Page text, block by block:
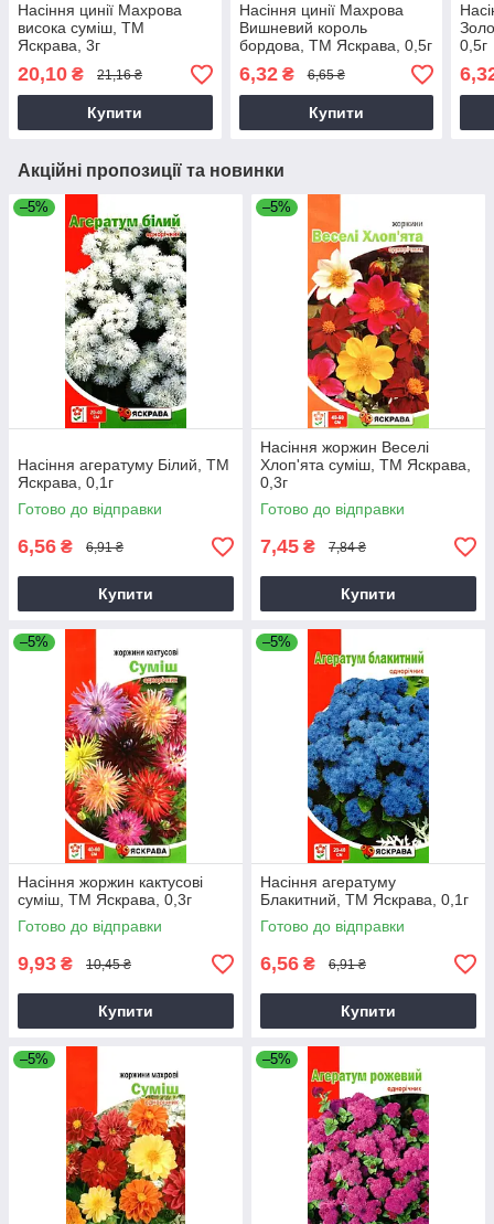
Насіння цинії Махрова
висока суміш, ТМ
Яскрава, 3г
20,10 ₴ 21,16 ₴
Купити
Насіння цинії Махрова
Вишневий король
бордова, ТМ Яскрава, 0,5г
6,32₴ 6,65 ₴
Купити
0,5г
Акційні пропозиції та новинки
–5%
Насіння агератуму Бiлий, ТМ
Яскрава, 0,1г
Готово до відправки
6,56 ₴ 6,91 ₴
Купити
–5%
Насіння жоржин Веселi
Хлоп'ята суміш, ТМ Яскрава,
0,3г
Готово до відправки
7,45 ₴ 7,84 ₴
Купити
–5%
Насіння жоржин кактусові
суміш, ТМ Яскрава, 0,3г
Готово до відправки
9,93 ₴ 10,45 ₴
Купити
–5%
Насіння агератуму
Блакитний, ТМ Яскрава, 0,1г
Готово до відправки
6,56 ₴ 6,91 ₴
Купити
–5% –5%